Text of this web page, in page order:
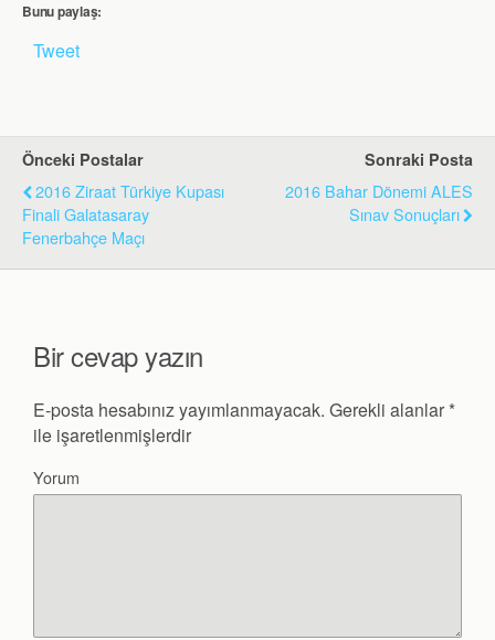
Bunu paylaş:
Tweet
Önceki Postalar
2016 Ziraat Türkiye Kupası
Finali Galatasaray
Fenerbahçe Maçı
Sonraki Posta
2016 Bahar Dönemi ALES
Sınav Sonuçları
Bir cevap yazın
E-posta hesabınız yayımlanmayacak. Gerekli alanlar *
ile işaretlenmişlerdir
Yorum